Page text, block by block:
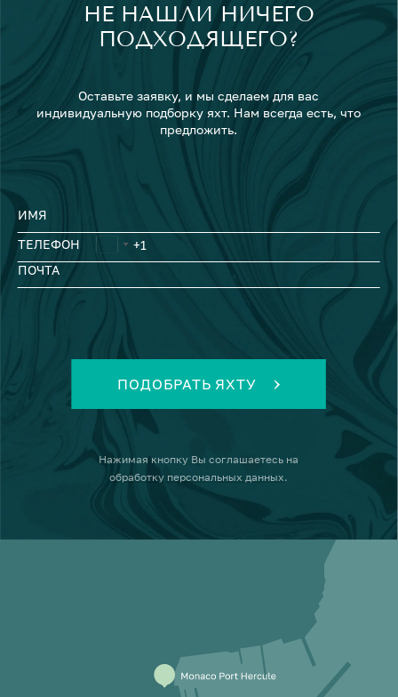
НЕ НАШЛИ НИЧЕГО
ПОДХОДЯЩЕГО?
Оставьте заявку, и мы сделаем для вас
индивидуальную подборку яхт. Нам всегда есть, что
предложить.
ИМЯ
ТЕЛЕФОН
ПОЧТА
ПОДОБРАТЬ ЯХТУ
Нажимая кнопку Вы соглашаетесь на
обработку персональных данных.